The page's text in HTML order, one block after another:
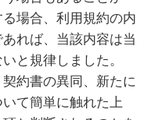
場合、利用規約の内
れば、当該内容は当
と規律しました。
約書の異同、新たに
て簡単に触れた上